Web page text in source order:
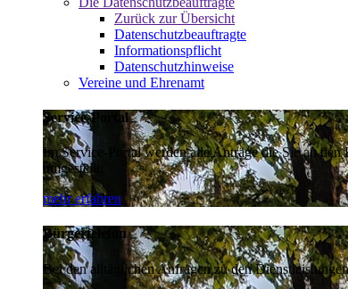
Zurück zur Übersicht
Datenschutzbeauftragte
Informationspflicht
Datenschutzhinweise
Vereine und Ehrenamt
Service-Portal
Im Service-Portal werden alle Anträge die Sie an
umgestellt.
mehr erfahren
Bürgertelefon
Bei den alltäglichen Anfragen zu den